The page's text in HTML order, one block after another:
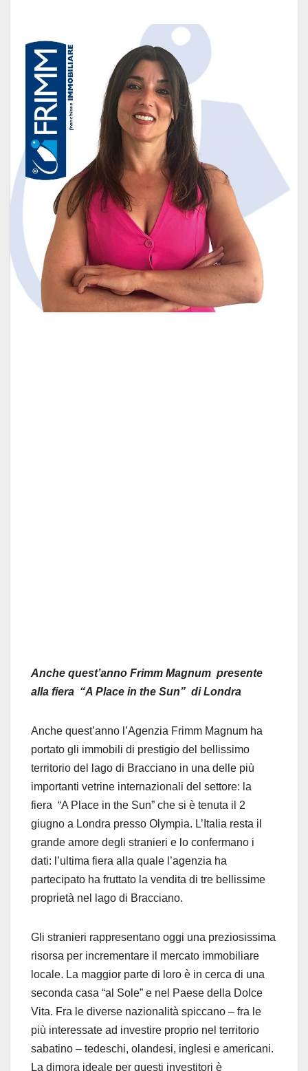
Anche quest’anno Frimm Magnum presente
alla fiera “A Place in the Sun” di Londra
Anche quest’anno l’Agenzia Frimm Magnum ha
portato gli immobili di prestigio del bellissimo
territorio del lago di Bracciano in una delle più
importanti vetrine internazionali del settore: la
fiera “A Place in the Sun” che si è tenuta il 2
giugno a Londra presso Olympia. L’Italia resta il
grande amore degli stranieri e lo confermano i
dati: l’ultima fiera alla quale l’agenzia ha
partecipato ha fruttato la vendita di tre bellissime
proprietà nel lago di Bracciano.
Gli stranieri rappresentano oggi una preziosissima
risorsa per incrementare il mercato immobiliare
locale. La maggior parte di loro è in cerca di una
seconda casa “al Sole” e nel Paese della Dolce
Vita. Fra le diverse nazionalità spiccano – fra le
più interessate ad investire proprio nel territorio
sabatino – tedeschi, olandesi, inglesi e americani.
La dimora ideale per questi investitori è